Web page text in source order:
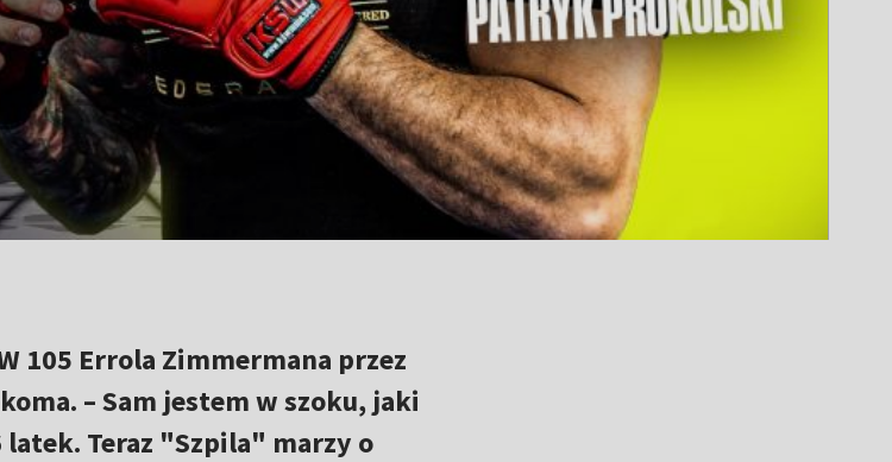
105 Errola Zimmermana przez
– Sam jestem w szoku, jaki
latek. Teraz "Szpila" marzy o